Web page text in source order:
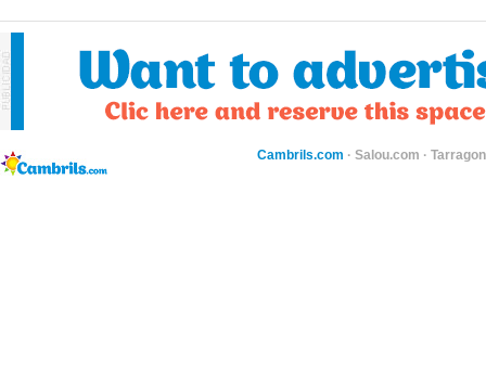
Cambrils.com · Salou.com ·